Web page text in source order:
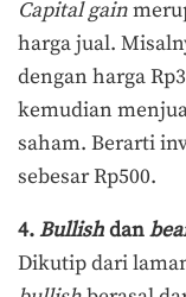
Capital gain
harga jual.
dengan harga
kemudian
saham. Berarti
sebesar Rp500.
4.Bullishdan
Dikutip dari